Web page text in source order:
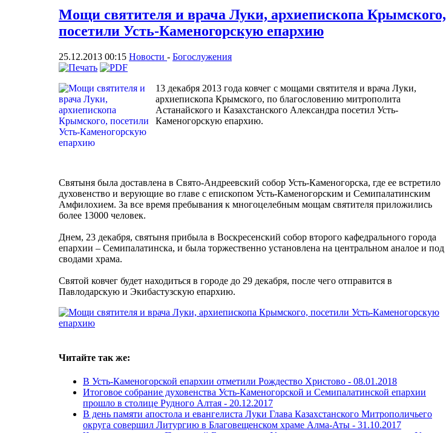
Мощи святителя и врача Луки, архиепископа Крымского,
посетили Усть-Каменогорскую епархию
25.12.2013 00:15 Новости - Богослужения
13 декабря 2013 года ковчег с мощами святителя и врача Луки,
архиепископа Крымского, по благословению митрополита
Астанайского и Казахстанского Александра посетил Усть-
Каменогорскую епархию.
Святыня была доставлена в Свято-Андреевский собор Усть-Каменогорска, где ее встретило
духовенство и верующие во главе с епископом Усть-Каменогорским и Семипалатинским
Амфилохием. За все время пребывания к многоцелебным мощам святителя приложились
более 13000 человек.
Днем, 23 декабря, святыня прибыла в Воскресенский собор второго кафедрального города
епархии – Семипалатинска, и была торжественно установлена на центральном аналое и под
сводами храма.
Святой ковчег будет находиться в городе до 29 декабря, после чего отправится в
Павлодарскую и Экибастузскую епархию.
Читайте так же:
В Усть-Каменогорской епархии отметили Рождество Христово - 08.01.2018
Итоговое собрание духовенства Усть-Каменогорской и Семипалатинской епархии
прошло в столице Рудного Алтая - 20.12.2017
В день памяти апостола и евангелиста Луки Глава Казахстанского Митрополичьего
округа совершил Литургию в Благовещенском храме Алма-Аты - 31.10.2017